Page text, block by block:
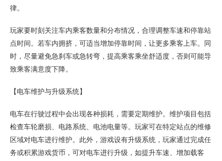
律。
玩家要时刻关注车内乘客数量和分布情况，合理调整车速和停靠站
点时间。若车内拥挤，可适当增加停靠时间，让更多乘客上车。同
时，尽量避免急刹车或急转弯，提高乘客乘坐舒适度，否则可能导
致乘客满意度下降。
【电车维护与升级系统】
电车在行驶过程中会出现各种损耗，需要定期维护。维护项目包括
检查车轮磨损、电路系统、电池电量等。玩家可在特定站点的维修
区域对电车进行维护。此外，游戏设有升级系统，玩家通过完成任
务或积累游戏货币，可对电车进行升级，如提升车速、增加载客